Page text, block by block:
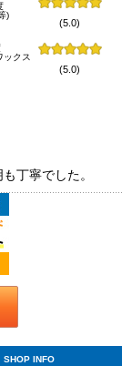
)
(5.0)
ックス
(5.0)
丁寧でした。
SHOP INFO